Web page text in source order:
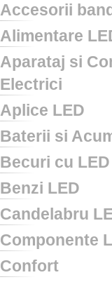
Accesorii
Alimentare
Aparataj si
Electrici
Aplice LED
Baterii si
Becuri cu LED
Benzi LED
Candelabru
Componente
Confort